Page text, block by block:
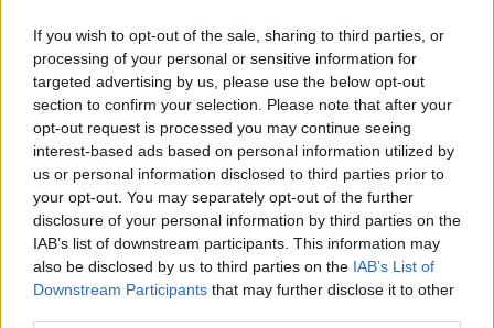
If you wish to opt-out of the sale, sharing to third parties, or
processing of your personal or sensitive information for
targeted advertising by us, please use the below opt-out
section to confirm your selection. Please note that after your
opt-out request is processed you may continue seeing
interest-based ads based on personal information utilized by
us or personal information disclosed to third parties prior to
your opt-out. You may separately opt-out of the further
disclosure of your personal information by third parties on the
IAB’s list of downstream participants. This information may
also be disclosed by us to third parties on the IAB’s List of
Downstream Participants that may further disclose it to other
sexual
18 noviembre, 2021
Garbiñe Muguruza: primera tenista
española que gana la WTA finals
18 noviembre, 2021
Presentación de Dani Alves en su
regreso al FC Barcelona en el Camp
Nou